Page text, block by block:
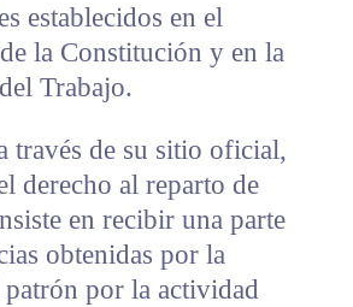
establecidos en el
la Constitución y en la
Trabajo.
través de su sitio oficial,
derecho al reparto de
en recibir una parte
obtenidas por la
patrón por la actividad